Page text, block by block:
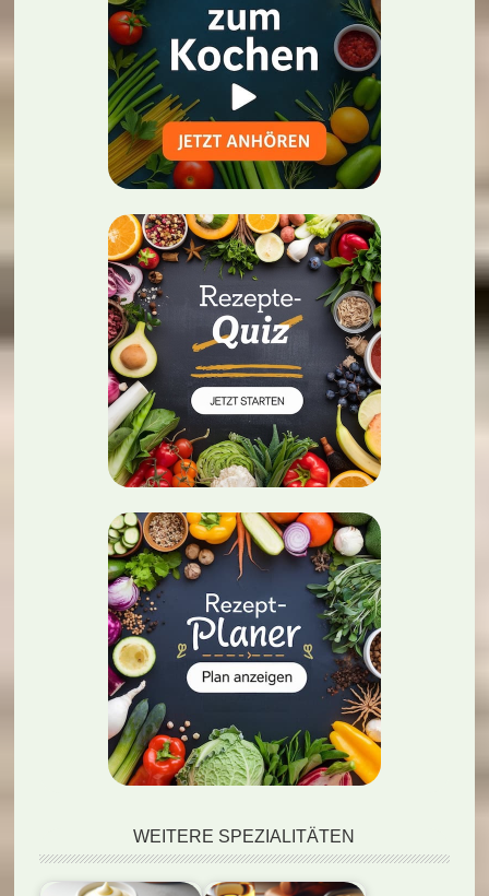
WEITERE SPEZIALITÄTEN